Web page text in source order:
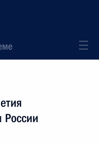
России